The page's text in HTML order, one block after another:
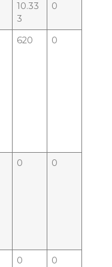
10.33
3
0
620 0
0 0
0 0